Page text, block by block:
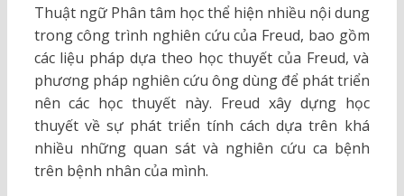
Thuật ngữ Phân tâm học thể hiện nhiều nội dung
trong công trình nghiên cứu của Freud, bao gồm
các liệu pháp dựa theo học thuyết của Freud, và
phương pháp nghiên cứu ông dùng để phát triển
nên các học thuyết này. Freud xây dựng học
thuyết về sự phát triển tính cách dựa trên khá
nhiều những quan sát và nghiên cứu ca bệnh
trên bệnh nhân của mình.